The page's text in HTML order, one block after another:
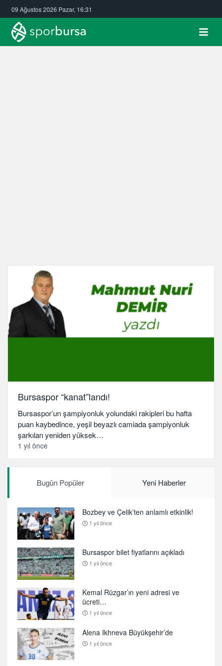
09 Ağustos 2026 Pazar, 16:31
Bursaspor “kanat”landı!
Bursaspor’un şampiyonluk yolundaki rakipleri bu hafta
puan kaybedince, yeşil beyazlı camiada şampiyonluk
şarkıları yeniden yüksek…
1 yıl önce
Bugün Popüler Yeni Haberler
Bozbey ve Çelik’ten anlamlı etkinlik!
1 yıl önce
Bursaspor bilet fiyatlarını açıkladı
1 yıl önce
Kemal Rüzgar’ın yeni adresi ve
ücreti…
1 yıl önce
Alena Ikhneva Büyükşehir’de
1 yıl önce